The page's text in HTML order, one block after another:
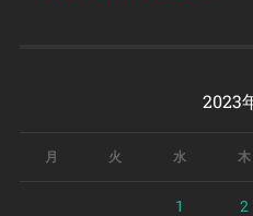
2023
月 火 水 木
1 2